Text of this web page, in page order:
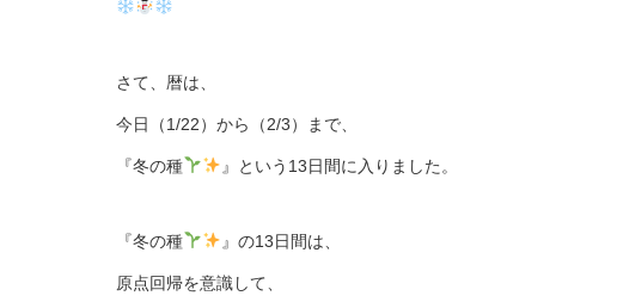
さて、暦は、
今日（1/22）から（2/3）まで、
『冬の種 』という13日間に入りました。
『冬の種 』の13日間は、
原点回帰を意識して、